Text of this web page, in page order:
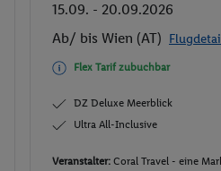
15.09. - 20.09.2026
Ab/ bis Wien (AT)
Flex Tarif zubuchbar
DZ Deluxe Meerblick
Ultra All-Inclusive
Veranstalter: Coral Travel - eine